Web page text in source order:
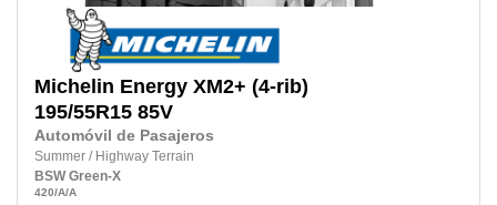
Michelin Energy XM2+ (4-rib)
195/55R15 85V
Automóvil de Pasajeros
Summer / Highway Terrain
BSW Green-X
420/A/A